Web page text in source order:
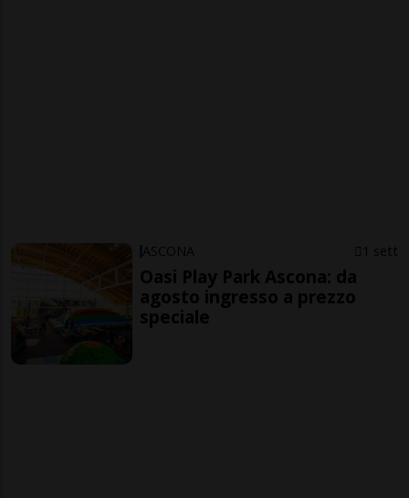
ASCONA 1 sett
Oasi Play Park Ascona: da
agosto ingresso a prezzo
speciale